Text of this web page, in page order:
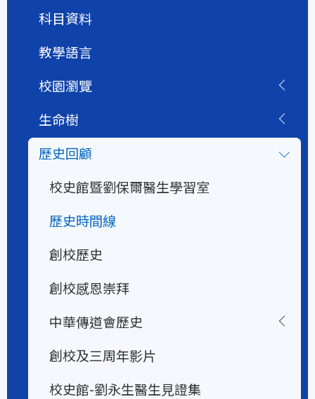
科目資料
教學語言
校園瀏覽
生命樹
歷史回顧
校史館暨劉保爾醫生學習室
歷史時間線
創校歷史
創校感恩崇拜
中華傳道會歷史
創校及三周年影片
校史館-劉永生醫生見證集